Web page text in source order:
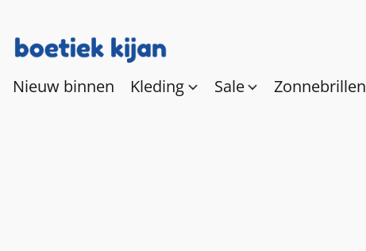
Nieuw binnen Kleding Sale Zonnebrillen